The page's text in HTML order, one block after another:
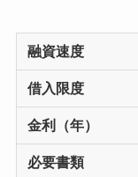
融資速度
借入限度
金利（年）
必要書類